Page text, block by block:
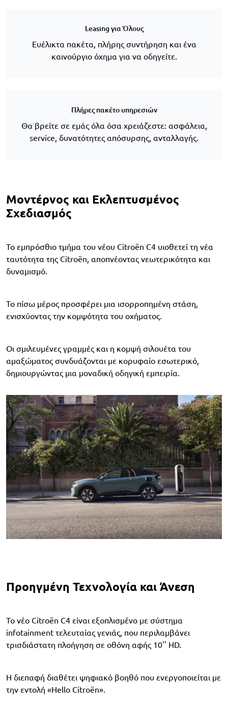
Leasing για Όλους
Ευέλικτα πακέτα, πλήρης συντήρηση και ένα
καινούργιο όχημα για να οδηγείτε.
Πλήρες πακέτο υπηρεσιών
Θα βρείτε σε εμάς όλα όσα χρειάζεστε: ασφάλεια,
service, δυνατότητες απόσυρσης, ανταλλαγής.
Μοντέρνος και Εκλεπτυσμένος
Σχεδιασμός
Το εμπρόσθιο τμήμα του νέου Citroën C4 υιοθετεί τη νέα
ταυτότητα της Citroën, αποπνέοντας νεωτερικότητα και
δυναμισμό.
Το πίσω μέρος προσφέρει μια ισορροπημένη στάση,
ενισχύοντας την κομψότητα του οχήματος.
Οι σμιλευμένες γραμμές και η κομψή σιλουέτα του
αμαξώματος συνδυάζονται με κορυφαίο εσωτερικό,
δημιουργώντας μια μοναδική οδηγική εμπειρία.​
Προηγμένη Τεχνολογία και Άνεση
Το νέο Citroën C4 είναι εξοπλισμένο με σύστημα
infotainment τελευταίας γενιάς, που περιλαμβάνει
τρισδιάστατη πλοήγηση σε οθόνη αφής 10'' HD.
Η διεπαφή διαθέτει ψηφιακό βοηθό που ενεργοποιείται με
την εντολή «Hello Citroën».